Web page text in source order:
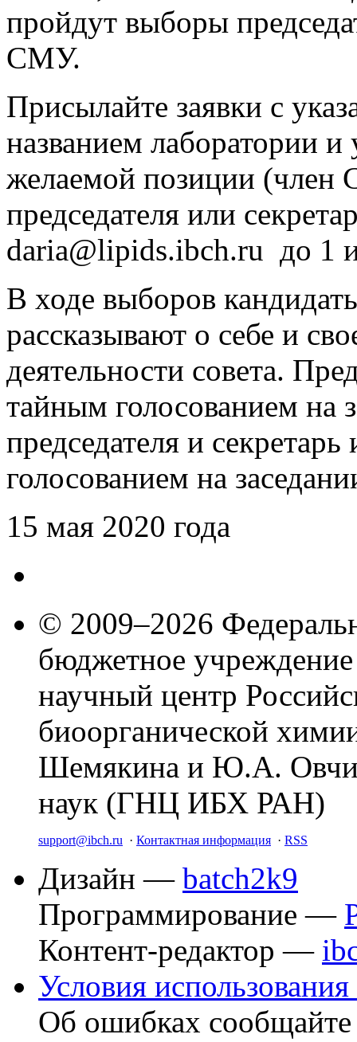
пройдут выборы
СМУ.
Присылайте заявки с
названием лаборатории
желаемой позиции (член
председателя или
daria@lipids.ibch.ru до 1
В ходе выборов
рассказывают о себе и
деятельности совета.
тайным голосованием на
председателя и
голосованием на
15 мая 2020 года
© 2009–2026
бюджетное
научный центр
биоорганической
Шемякина и Ю.А.
наук (ГНЦ ИБХ РАН)
support@ibch.ru · Контактная информация · RSS
Дизайн — batch2k9
Программирование —
Контент-редактор —
Условия использования
Об ошибках